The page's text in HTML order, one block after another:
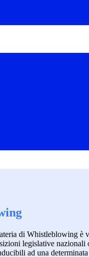
di Whistleblowing è
legislative nazionali
ad una